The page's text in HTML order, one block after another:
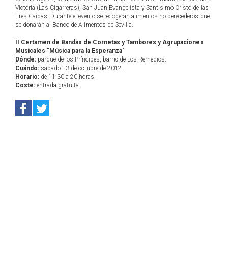
Victoria (Las Cigarreras), San Juan Evangelista y Santísimo Cristo de las
Tres Caídas. Durante el evento se recogerán alimentos no perecederos que
se donarán al Banco de Alimentos de Sevilla.
II Certamen de Bandas de Cornetas y Tambores y Agrupaciones
Musicales "Música para la Esperanza"
Dónde: parque de los Príncipes, barrio de Los Remedios.
Cuándo: sábado 13 de octubre de 2012.
Horario: de 11:30 a 20 horas.
Coste: entrada gratuita.